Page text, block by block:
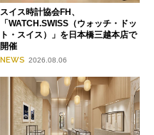
スイス時計協会FH、
「WATCH.SWISS（ウォッチ・ドッ
ト・スイス）」を日本橋三越本店で
開催
NEWS 2026.08.06